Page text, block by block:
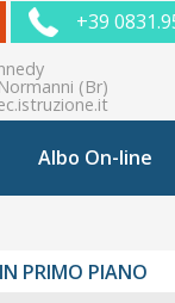
+39
(Br)
Albo On-line
IN PRIMO PIANO